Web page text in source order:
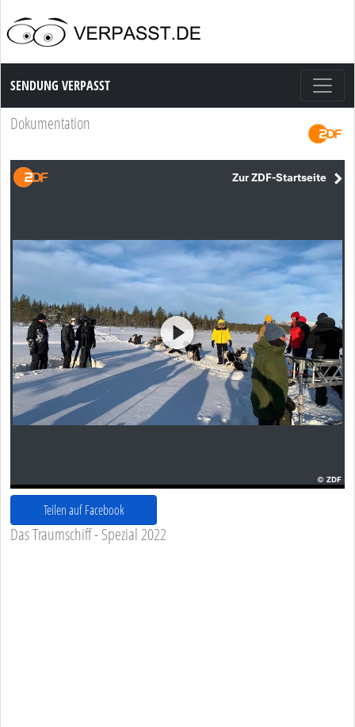
Sendung Verpasst
SENDUNG VERPASST
Dokumentation
Teilen auf Facebook
Das Traumschiff - Spezial 2022